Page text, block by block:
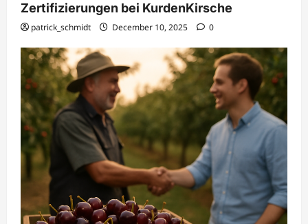
Zertifizierungen bei KurdenKirsche
patrick_schmidt December 10, 2025 0